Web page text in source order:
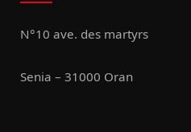
N°10 ave. des martyrs
Senia – 31000 Oran